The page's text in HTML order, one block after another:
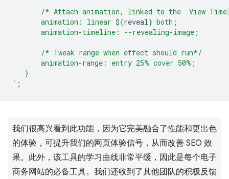
/* Attach animation, linked to the  View
       animation: linear
${reveal} both;
       animation-timeline: --revealing-image;
       /* Tweak range when effect should run*/
       animation-range: entry 25% cover 50%;
   }
` ;
我们很高兴看到此功能，因为它完美融合了性能和更出色
的体验，可提升我们的网页体验信号，从而改善 SEO 效
果。此外，该工具的学习曲线非常平缓，因此是每个电子
商务网站的必备工具。我们还收到了其他团队的积极反馈